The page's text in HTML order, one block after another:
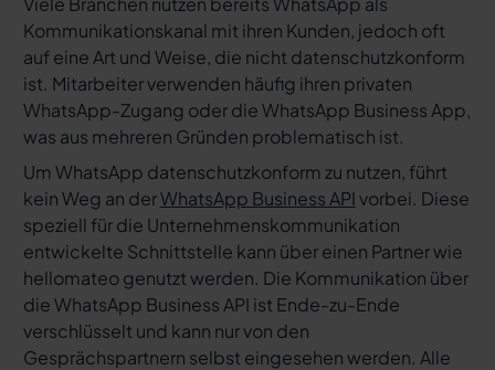
Kommunikationskanal mit ihren Kunden, jedoch oft
auf eine Art und Weise, die nicht datenschutzkonform
ist. Mitarbeiter verwenden häufig ihren privaten
WhatsApp-Zugang oder die WhatsApp Business App,
was aus mehreren Gründen problematisch ist.
Um WhatsApp datenschutzkonform zu nutzen, führt
kein Weg an derWhatsApp Business API vorbei. Diese
speziell für die Unternehmenskommunikation
entwickelte Schnittstelle kann über einen Partner wie
hellomateo genutzt werden. Die Kommunikation über
die WhatsApp Business API ist Ende-zu-Ende
verschlüsselt und kann nur von den
Gesprächspartnern selbst eingesehen werden. Alle